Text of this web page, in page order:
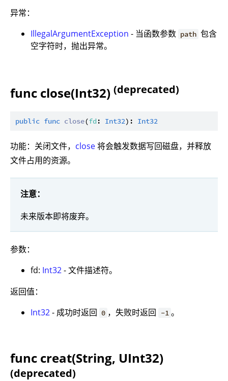
异常：
IllegalArgumentException - 当函数参数 path 包含
空字符时，抛出异常。
func close(Int32) (deprecated)
public func close(fd: Int32): Int32
功能：关闭文件， close将会触发数据写回磁盘，并释放
文件占用的资源。
注意：
未来版本即将废弃。
参数：
fd: Int32- 文件描述符。
返回值：
Int32- 成功时返回 0 ，失败时返回 -1 。
func creat(String, UInt32)
(deprecated)